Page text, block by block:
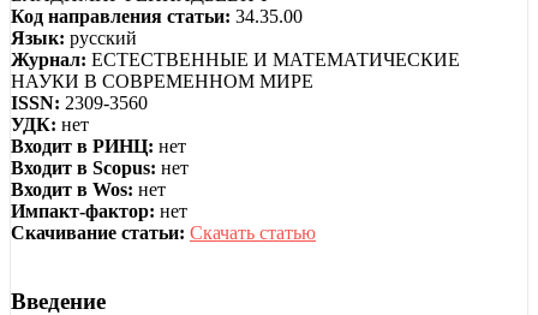
Код направления статьи: 34.35.00
Язык: русский
Журнал: ЕСТЕСТВЕННЫЕ И МАТЕМАТИЧЕСКИЕ
НАУКИ В СОВРЕМЕННОМ МИРЕ
ISSN: 2309-3560
УДК: нет
Входит в РИНЦ: нет
Входит в Scopus: нет
Входит в Wos: нет
Импакт-фактор: нет
Скачивание статьи: Скачать статью
Введение